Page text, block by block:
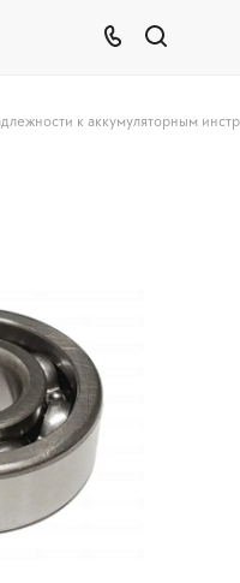
к аккумуляторным